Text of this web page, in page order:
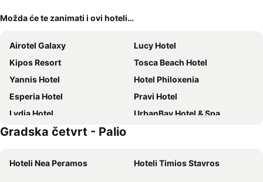
Možda će te zanimati i ovi hoteli…
Airotel Galaxy
Lucy Hotel
Kipos Resort
Tosca Beach Hotel
Yannis Hotel
Hotel Philoxenia
Esperia Hotel
Pravi Hotel
Lydia Hotel
UrbanBay Hotel & Spa
Iraklitsa Beach
Villa Mediterrane Hotel
Plage Hotel
Gradska četvrt - Palio
Hoteli Nea Peramos Hoteli Τimios Stavros